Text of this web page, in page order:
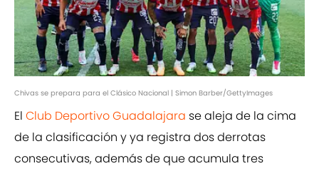
Chivas se prepara para el Clásico Nacional | Simon Barber/GettyImages
El Club Deportivo Guadalajara se aleja de la cima
de la clasificación y ya registra dos derrotas
consecutivas, además de que acumula tres